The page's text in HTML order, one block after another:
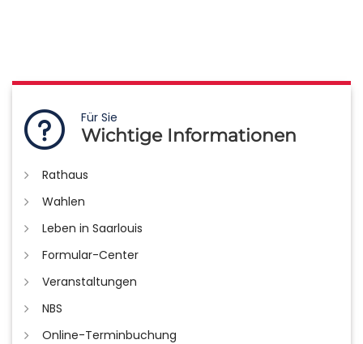
Für Sie
Wichtige Informationen
Rathaus
Wahlen
Leben in Saarlouis
Formular-Center
Veranstaltungen
NBS
Online-Terminbuchung